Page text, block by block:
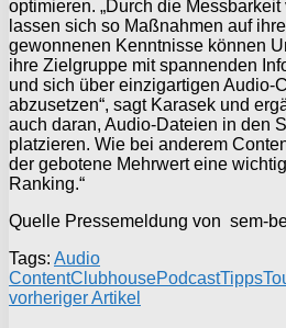
optimieren. „Durch die
lassen sich so Maßnahmen auf
gewonnenen Kenntnisse können
ihre Zielgruppe mit spannenden
und sich über einzigartigen Audio-
abzusetzen“, sagt Karasek und
auch daran, Audio-Dateien in den
platzieren. Wie bei anderem
der gebotene Mehrwert eine
Ranking.“
Quelle Pressemeldung von sem-
Tags: Audio
ContentClubhousePodcastTipps
vorheriger Artikel